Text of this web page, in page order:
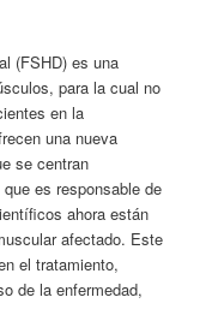
(FSHD) es una
para la cual no
en la
una nueva
se centran
es responsable de
ahora están
afectado. Este
el tratamiento,
de la enfermedad,